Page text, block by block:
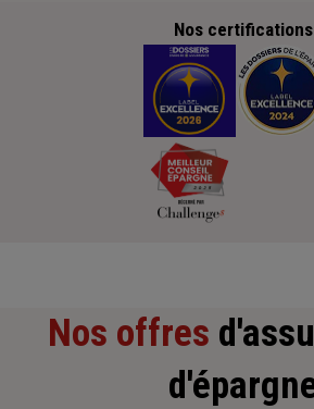
Nos certifications
Nos offres